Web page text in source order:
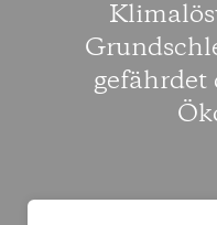
gefährdet